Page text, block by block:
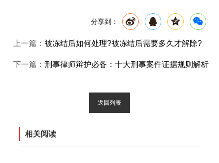
分享到：
上一篇：被冻结后如何处理?被冻结后需要多久才解除?
下一篇：刑事律师辩护必备：十大刑事案件证据规则解析
返回列表
相关阅读